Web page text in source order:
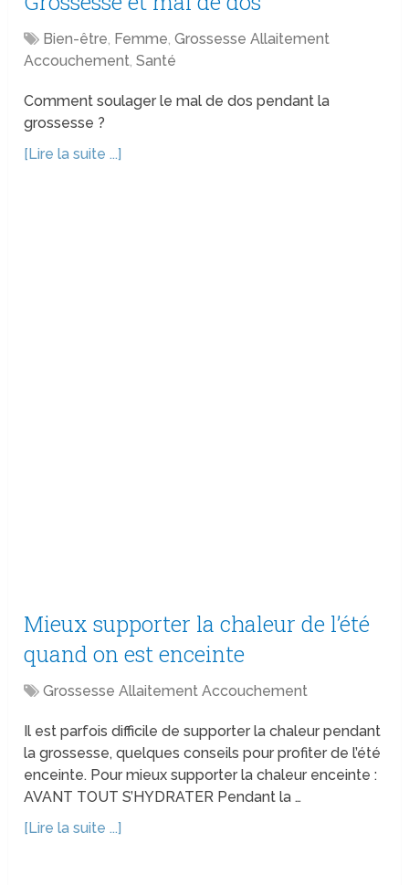
Bien-être, Femme,Grossesse Allaitement
Accouchement,Santé
Comment soulager le mal de dos pendant la
grossesse ?
[Lire la suite ...]
Mieux supporter la chaleur de l’été
quand on est enceinte
Grossesse Allaitement Accouchement
Il est parfois difficile de supporter la chaleur pendant
la grossesse, quelques conseils pour profiter de l’été
enceinte. Pour mieux supporter la chaleur enceinte :
AVANT TOUT S’HYDRATER Pendant la …
[Lire la suite ...]